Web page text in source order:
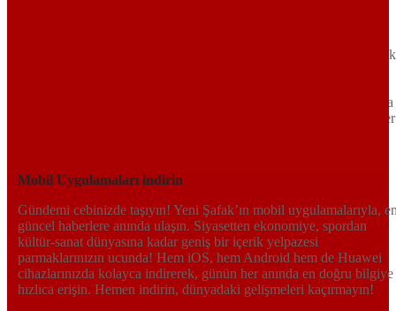
Tarafsız, dinamik ve derinlemesine habercilik anlayışıyla Yeni
bir yelpazede sunduğu haberlerle, hem Türkiye’de hem de dünyada
neler olup bittiğini anında öğrenin. Dijital platformlarıyla her an, her
Mobil Uygulamaları indirin
Gündemi cebinizde taşıyın! Yeni Şafak’ın mobil uygulamalarıyla,
güncel haberlere anında ulaşın. Siyasetten ekonomiye, spordan
kültür-sanat dünyasına kadar geniş bir içerik yelpazesi
parmaklarınızın ucunda! Hem iOS, hem Android hem de Huawei
cihazlarınızda kolayca indirerek, günün her anında en doğru bilgiye
hızlıca erişin. Hemen indirin, dünyadaki gelişmeleri kaçırmayın!